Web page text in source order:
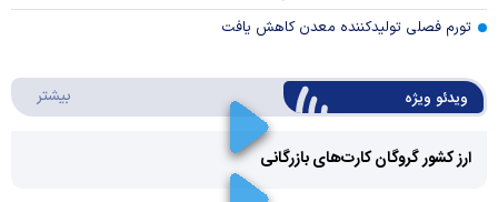
تورم فصلی تولیدکننده معدن کاهش یافت
ویدئو ویژه بیشتر
ارز کشور گروگان کارت‌های بازرگانی